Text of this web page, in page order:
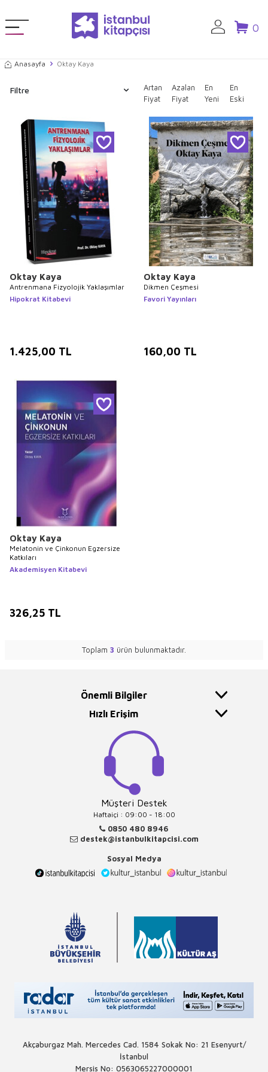
0
Anasayfa Oktay Kaya
Filtre
Artan
Fiyat
Azalan
Fiyat
En
Yeni
En
Eski
Oktay Kaya
Antrenmana Fizyolojik Yaklaşımlar
Hipokrat Kitabevi
1.425,00 TL
Oktay Kaya
Dikmen Çeşmesi
Favori Yayınları
160,00 TL
Oktay Kaya
Melatonin ve Çinkonun Egzersize
Katkıları
Akademisyen Kitabevi
326,25 TL
Toplam 3 ürün bulunmaktadır.
Önemli Bilgiler
Hızlı Erişim
Müşteri Destek
Haftaiçi : 09:00 - 18:00
0850 480 8946
destek@istanbulkitapcisi.com
Sosyal Medya
Akçaburgaz Mah. Mercedes Cad. 1584 Sokak No: 21 Esenyurt/
İstanbul
Mersis No: 0563065227000001